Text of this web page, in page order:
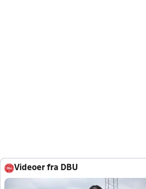
Videoer fra DBU